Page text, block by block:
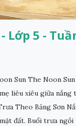
Lớp 5 -
Sun The Noon
liêu xiêu giữa nắng
Theo Băng Sơn
đất. Buổi trưa ngồi